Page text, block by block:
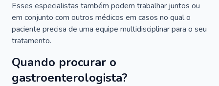
Esses especialistas também podem trabalhar juntos ou
em conjunto com outros médicos em casos no qual o
paciente precisa de uma equipe multidisciplinar para o seu
tratamento.
Quando procurar o
gastroenterologista?